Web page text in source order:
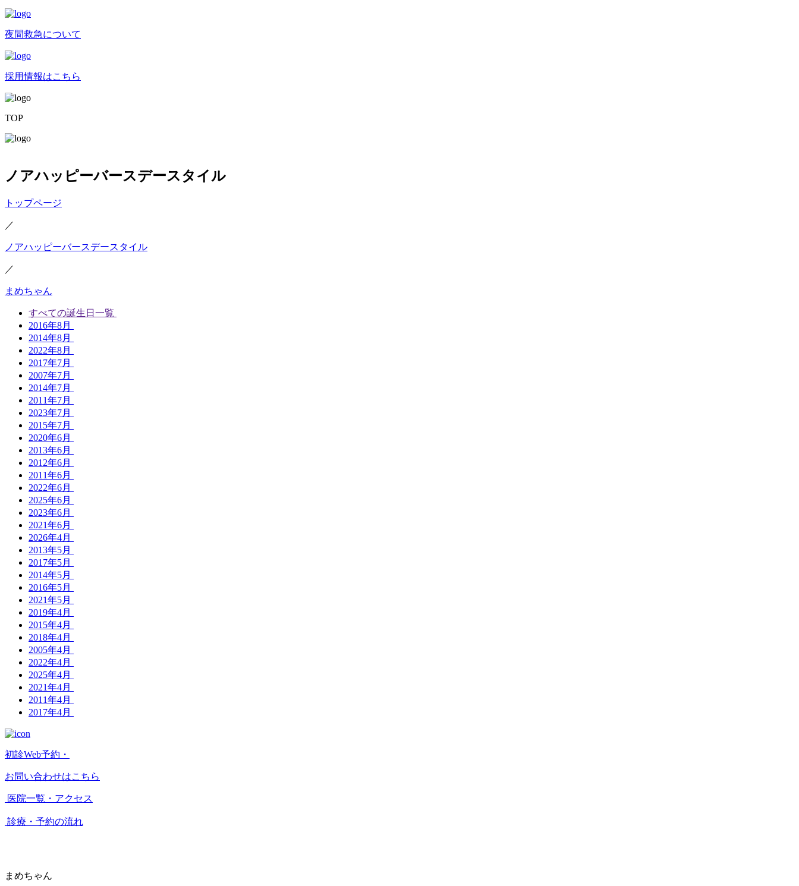
夜間救急について
採用情報はこちら
TOP
ノアハッピーバースデースタイル
トップページ
／
ノアハッピーバースデースタイル
／
まめちゃん
すべての誕生日一覧
2016年8月
2014年8月
2022年8月
2017年7月
2007年7月
2014年7月
2011年7月
2023年7月
2015年7月
2020年6月
2013年6月
2012年6月
2011年6月
2022年6月
2025年6月
2023年6月
2021年6月
2026年4月
2013年5月
2017年5月
2014年5月
2016年5月
2021年5月
2019年4月
2015年4月
2018年4月
2005年4月
2022年4月
2025年4月
2021年4月
2011年4月
2017年4月
初診Web予約・
お問い合わせはこちら
医院一覧・アクセス
診療・予約の流れ
まめちゃん